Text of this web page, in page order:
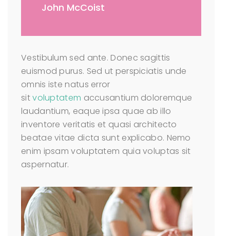
John McCoist
Vestibulum sed ante. Donec sagittis
euismod purus. Sed ut perspiciatis unde
omnis iste natus error
sitvoluptatem accusantium doloremque
laudantium, eaque ipsa quae ab illo
inventore veritatis et quasi architecto
beatae vitae dicta sunt explicabo. Nemo
enim ipsam voluptatem quia voluptas sit
aspernatur.